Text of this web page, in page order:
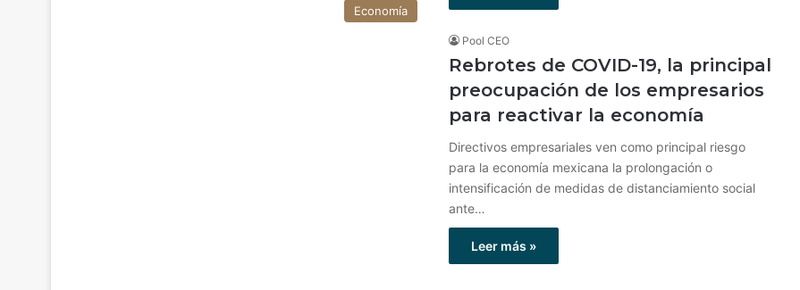
Economía
Pool CEO
Rebrotes de COVID-19, la principal
preocupación de los empresarios
para reactivar la economía
Directivos empresariales ven como principal riesgo
para la economía mexicana la prolongación o
intensificación de medidas de distanciamiento social
ante…
Leer más »